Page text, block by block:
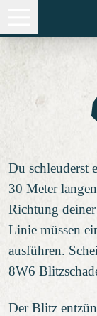
Du schleuderst
30 Meter
Richtung
Linie müssen
ausführen.
8W6
Der Blitz